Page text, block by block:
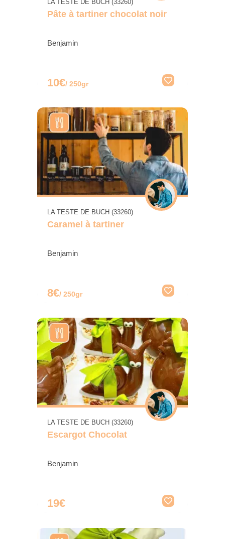
LA TESTE DE BUCH (33260)
Pâte à tartiner chocolat noir
Benjamin
10€/ 250gr
LA TESTE DE BUCH (33260)
Caramel à tartiner
Benjamin
8€/ 250gr
LA TESTE DE BUCH (33260)
Escargot Chocolat
Benjamin
19€